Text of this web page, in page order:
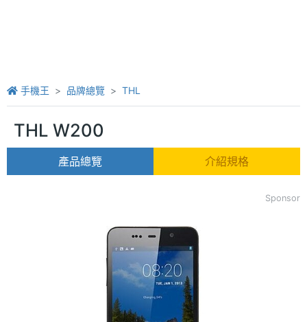
手機王 品牌總覽 THL
THL W200
產品總覽 介紹規格
Sponsor